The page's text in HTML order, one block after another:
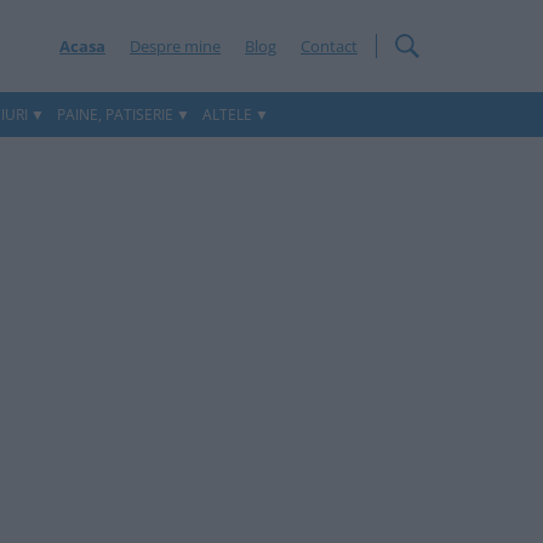
Acasa Despre mine Blog Contact
PAINE, PATISERIE ALTELE